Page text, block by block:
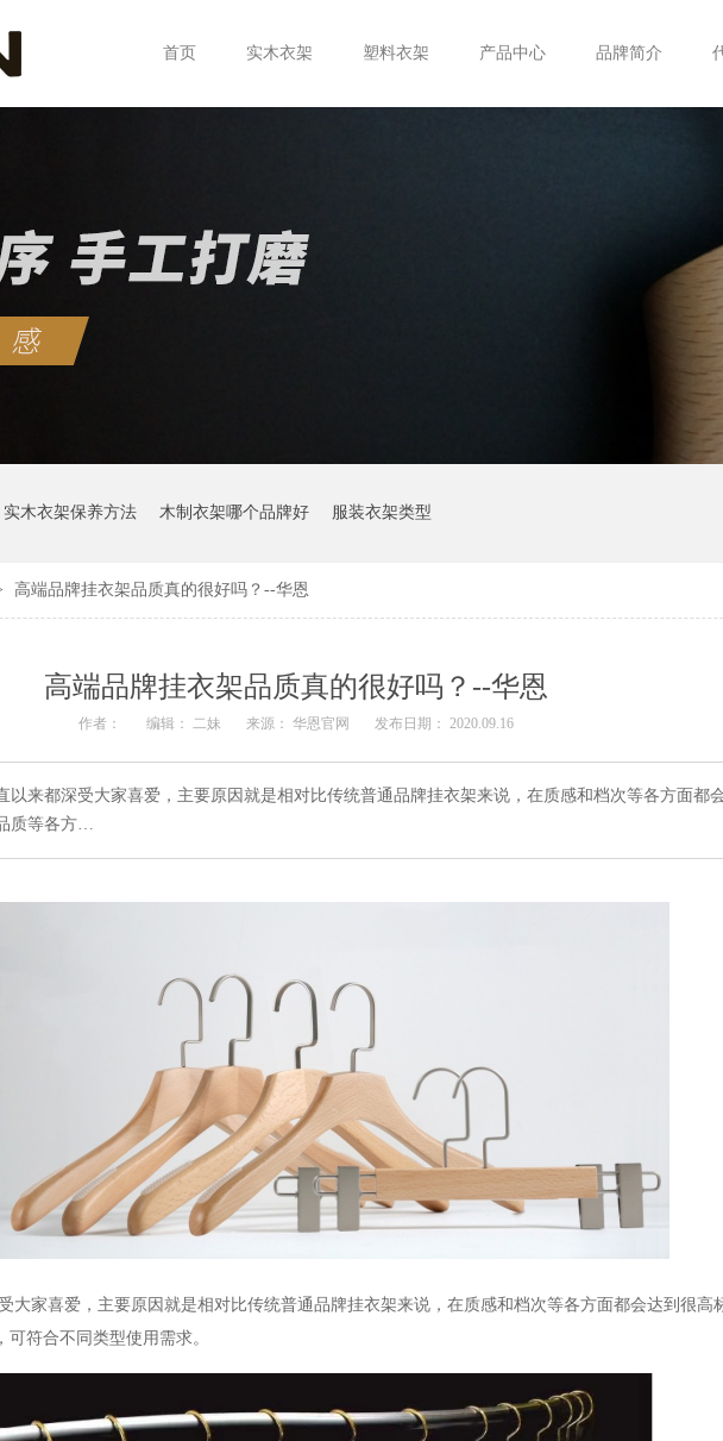
首页 实木衣架 塑料衣架 产品中心 品牌简介
实木衣架保养方法 木制衣架哪个品牌好 服装衣架类型
高端品牌挂衣架品质真的很好吗？--华恩
高端品牌挂衣架品质真的很好吗？--华恩
作者： 编辑： 二妹 来源： 华恩官网 发布日期： 2020.09.16
以来都深受大家喜爱，主要原因就是相对比传统普通品牌挂衣架来说，在质感和档次等各方面都
质等各方…
大家喜爱，主要原因就是相对比传统普通品牌挂衣架来说，在质感和档次等各方面都会达到很高
符合不同类型使用需求。